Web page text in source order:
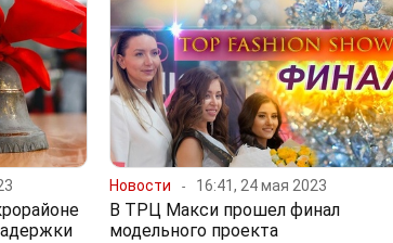
Новости 16:41, 24 мая 2023
В ТРЦ Макси прошел финал
модельного проекта